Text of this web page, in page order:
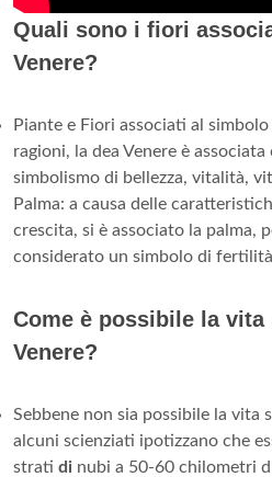
Quali sono i fiori
Venere?
Piante e Fiori associati al simbolo
ragioni, la dea Venere è
simbolismo di bellezza, vitalità,
Palma: a causa delle
crescita, si è associato la palma,
considerato un simbolo di
Come è possibile la
Venere?
Sebbene non sia possibile la vita
alcuni scienziati ipotizzano che
strati di nubi a 50-60 chilometri